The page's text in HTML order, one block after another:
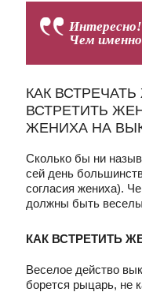
Чем
КАК
ВСТРЕТИТЬ
ЖЕНИХА НА
Сколько бы ни
сей день
согласия жениха).
должны быть
КАК ВСТРЕТИТЬ
Веселое действо
борется рыцарь, не